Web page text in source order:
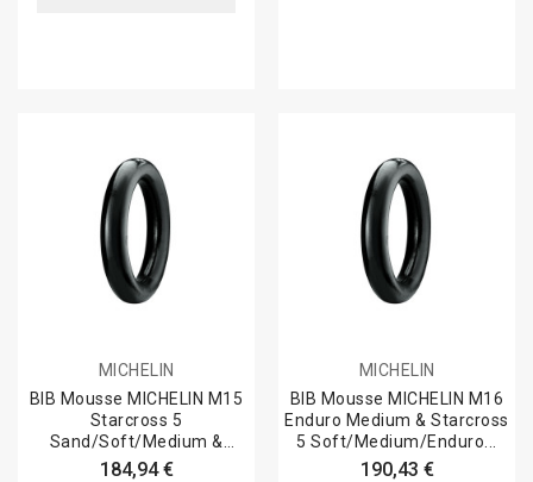
MICHELIN
BIB Mousse MICHELIN M15
Starcross 5
Sand/Soft/Medium &
Tracker (80/100-21) -...
184,94 €
MICHELIN
BIB Mousse MICHELIN M16
Enduro Medium & Starcross
5 Soft/Medium/Enduro...
190,43 €